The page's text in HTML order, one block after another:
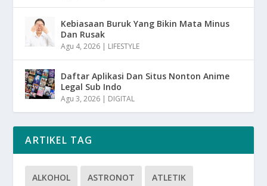
Kebiasaan Buruk Yang Bikin Mata Minus
Dan Rusak
Agu 4, 2026 | LIFESTYLE
Daftar Aplikasi Dan Situs Nonton Anime
Legal Sub Indo
Agu 3, 2026 | DIGITAL
ARTIKEL TAG
ALKOHOL ASTRONOT ATLETIK